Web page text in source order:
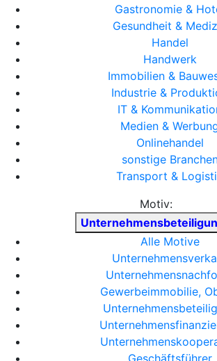
Gastronomie &
Gesundheit &
Handel
Handwerk
Immobilien &
Industrie &
IT &
Medien &
Onlinehandel
sonstige
Transport &
Motiv:
Alle Motive
Gewerbeimmobilie,
Geschäftsführer